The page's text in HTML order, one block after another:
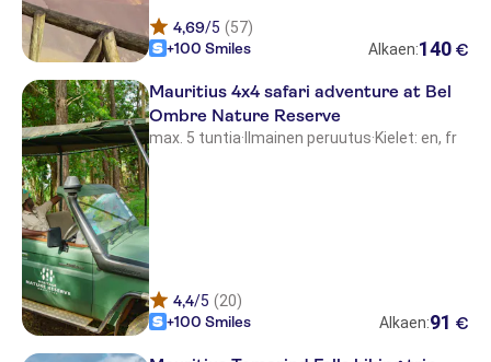
Beachcomber Dinarobin Hotel
Golf & Spa
One&Only Le Saint Geran
Paradise Cove Hotel & Spa
Veranda Pointes Aux Biches
Beachcomber Le Canonnier Hotel
Sofitel Imperial Mauritius
Seapoint Boutique hotel
4,69/5 (57)
+100 Smiles
Alkaen:140 €
Mauritius 4x4 safari adventure at Bel
Ombre Nature Reserve
max. 5 tuntia· Ilmainen peruutus·Kielet: en, fr
4,4/5 (20)
+100 Smiles
Alkaen:91 €